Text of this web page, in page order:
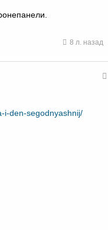
8 л. назад
i-den-segodnyashnij/